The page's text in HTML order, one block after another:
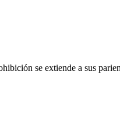
se extiende a sus